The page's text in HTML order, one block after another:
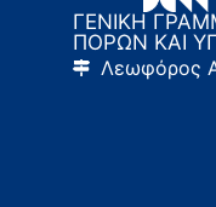
ΓΕΝΙΚΗ
ΠΟΡΩΝ ΚΑΙ
Λεωφόρος